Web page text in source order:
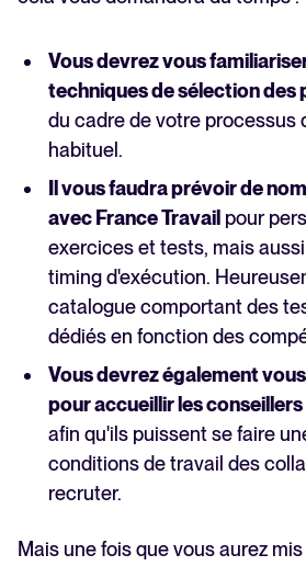
Vous devrez vous
techniques de sélection des
du cadre de votre processus
habituel.
Il vous faudra prévoir de
avec France Travail pour
exercices et tests, mais
timing d'exécution.
catalogue comportant des
dédiés en fonction des
Vous devrez également
pour accueillir les conseillers
afin qu'ils puissent se faire
conditions de travail des
recruter.
Mais une fois que vous aurez